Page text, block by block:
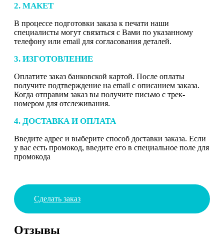
2. МАКЕТ
В процессе подготовки заказа к печати наши
специалисты могут связаться с Вами по указанному
телефону или email для согласования деталей.
3. ИЗГОТОВЛЕНИЕ
Оплатите заказ банковской картой. После оплаты
получите подтверждение на email с описанием заказа.
Когда отправим заказ вы получите письмо с трек-
номером для отслеживания.
4. ДОСТАВКА И ОПЛАТА
Введите адрес и выберите способ доставки заказа. Если
у вас есть промокод, введите его в специальное поле для
промокода
Сделать заказ
Отзывы